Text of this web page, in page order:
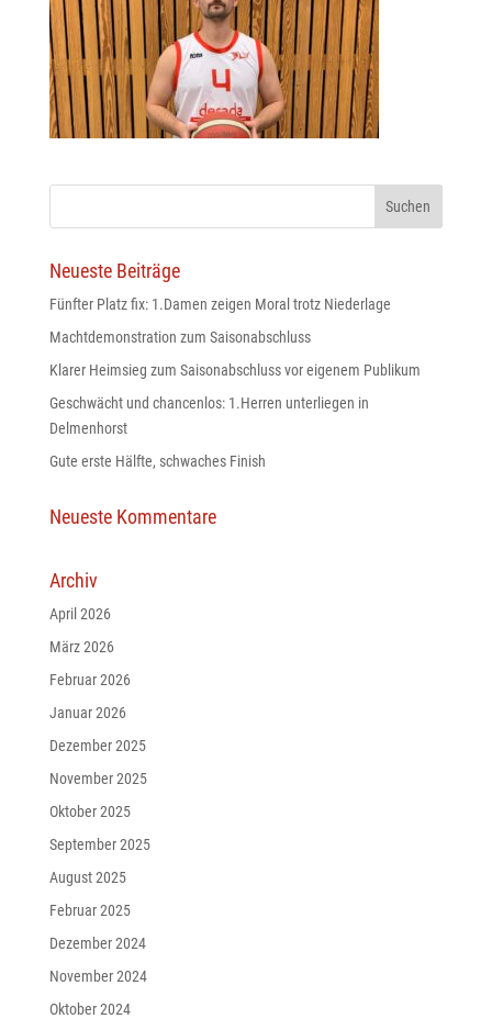
Neueste Beiträge
Fünfter Platz fix: 1.Damen zeigen Moral trotz Niederlage
Machtdemonstration zum Saisonabschluss
Klarer Heimsieg zum Saisonabschluss vor eigenem Publikum
Geschwächt und chancenlos: 1.Herren unterliegen in
Delmenhorst
Gute erste Hälfte, schwaches Finish
Neueste Kommentare
Archiv
April 2026
März 2026
Februar 2026
Januar 2026
Dezember 2025
November 2025
Oktober 2025
September 2025
August 2025
Februar 2025
Dezember 2024
November 2024
Oktober 2024